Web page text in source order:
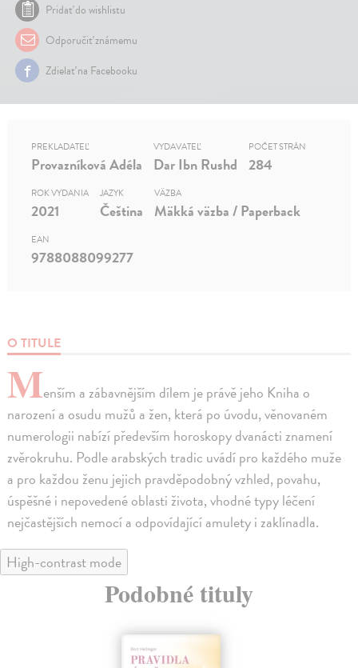
Pridať do wishlistu
Odporučiť známemu
Zdielať na Facebooku
O TITULE
Menším a zábavnějším dílem je právě jeho Kniha o
narození a osudu mužů a žen, která po úvodu, věnovaném
numerologii nabízí především horoskopy dvanácti znamení
zvěrokruhu. Podle arabských tradic uvádí pro každého muže
a pro každou ženu jejich pravděpodobný vzhled, povahu,
úspěšné i nepovedené oblasti života, vhodné typy léčení
nejčastějších nemocí a odpovídající amulety i zaklínadla.
PREKLADATEĽ
Provazníková Adéla
VYDAVATEĽ
Dar Ibn Rushd
POČET STRÁN
284
ROK VYDANIA
2021
JAZYK
Čeština
VÄZBA
Mäkká väzba / Paperback
EAN
9788088099277
High-contrast mode
Podobné tituly